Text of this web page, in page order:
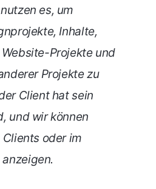
es, um
Inhalte,
Projekte und
Projekte zu
Client hat sein
und wir können
oder im